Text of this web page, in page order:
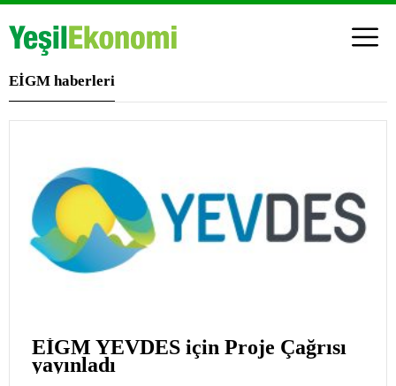
EİGM haberleri
EİGM YEVDES için Proje Çağrısı
yayınladı